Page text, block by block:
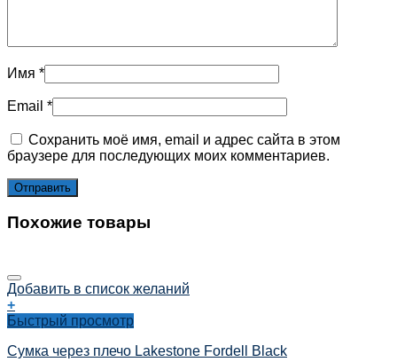
Имя *
Email *
Сохранить моё имя, email и адрес сайта в этом
браузере для последующих моих комментариев.
Похожие товары
Добавить в список желаний
+
Быстрый просмотр
Сумка через плечо Lakestone Fordell Black